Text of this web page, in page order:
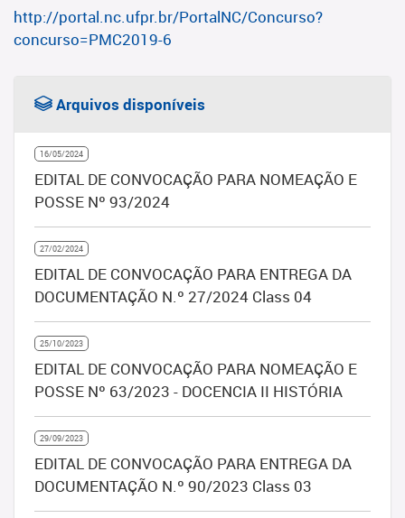
http://portal.nc.ufpr.br/PortalNC/Concurso?
concurso=PMC2019-6
Arquivos disponíveis
16/05/2024
EDITAL DE CONVOCAÇÃO PARA NOMEAÇÃO E
POSSE Nº 93/2024
27/02/2024
EDITAL DE CONVOCAÇÃO PARA ENTREGA DA
DOCUMENTAÇÃO N.º 27/2024 Class 04
25/10/2023
EDITAL DE CONVOCAÇÃO PARA NOMEAÇÃO E
POSSE Nº 63/2023 - DOCENCIA II HISTÓRIA
29/09/2023
EDITAL DE CONVOCAÇÃO PARA ENTREGA DA
DOCUMENTAÇÃO N.º 90/2023 Class 03